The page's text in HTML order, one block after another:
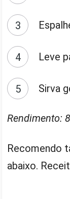
Leve
Sirva
Rendimento:
Recomendo
abaixo.